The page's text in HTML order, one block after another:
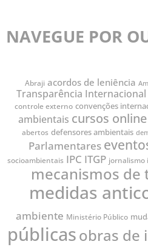
NAVEGUE POR
Abraji acordos de leniência
Transparência Internacional
controle externo convenções
ambientais cursos online
abertos defensores ambientais
Parlamentares
socioambientais IPC ITGP jornalismo
mecanismos de
medidas
ambiente Ministério Público
públicasobras de